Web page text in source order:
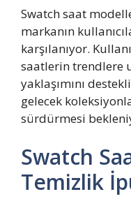
Swatch saat
markanın
karşılanıyor.
saatlerin trendlere
yaklaşımını
gelecek
sürdürmesi
Swatch
Temizlik